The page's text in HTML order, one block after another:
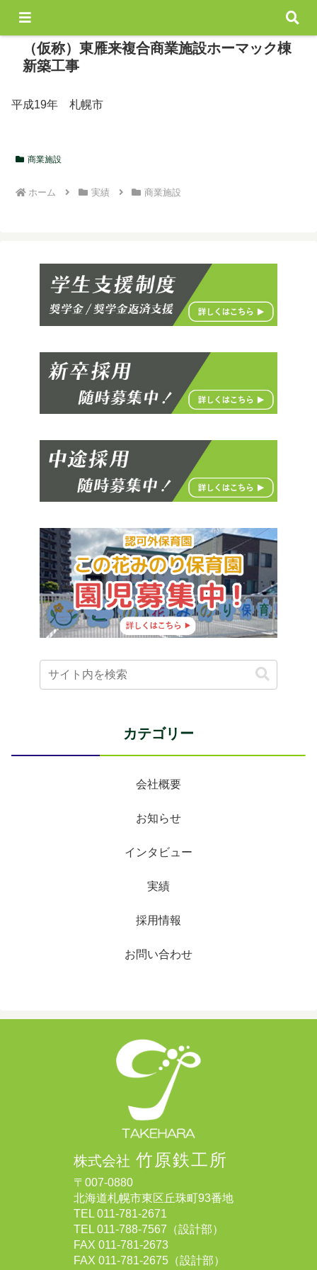
（仮称）東雁来複合商業施設ホーマック棟
新築工事
平成19年 札幌市
商業施設
ホーム 実績 商業施設
カテゴリー
会社概要
お知らせ
インタビュー
実績
採用情報
お問い合わせ
株式会社 竹原鉄工所
〒007-0880
北海道札幌市東区丘珠町93番地
TEL 011-781-2671
TEL 011-788-7567 （設計部）
FAX 011-781-2673
FAX 011-781-2675（設計部）